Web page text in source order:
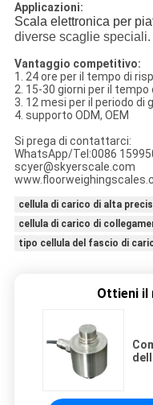
Applicazioni:
Scala elettronica per
diverse scaglie speciali.
Vantaggio competitivo:
1. 24 ore per il tempo di
2. 15-30 giorni per il tempo
3. 12 mesi per il periodo di
4. supporto ODM, OEM
Si prega di contattarci:
WhatsApp/Tel:0086
scyer@skyerscale.com
cellula di carico di alta
cellula di carico di
tipo cellula del fascio di
Ottieni il